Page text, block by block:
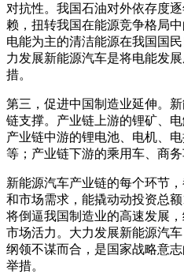
对抗性。我国石油对外依存度
赖，扭转我国在能源竞争格局
电能为主的清洁能源在我国国
力发展新能源汽车是将电能发
措。
第三，促进中国制造业延伸。
链支撑。产业链上游的锂矿、
产业链中游的锂电池、电机、
等；产业链下游的乘用车、商务
新能源汽车产业链的每个环节
和市场需求，能撬动动投资总
将倒逼我国制造业的高速发展
市场活力。大力发展新能源汽
纲领不谋而合，是国家战略意
举措。